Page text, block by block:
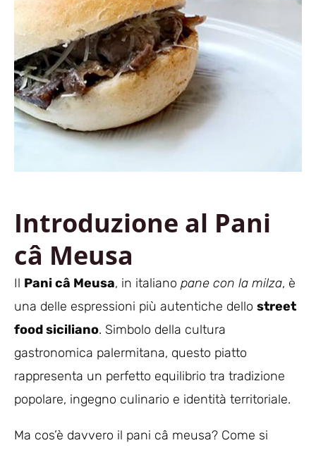
Introduzione al Pani
câ Meusa
Il Pani câ Meusa, in italiano pane con la milza, è
una delle espressioni più autentiche dello street
food siciliano. Simbolo della cultura
gastronomica palermitana, questo piatto
rappresenta un perfetto equilibrio tra tradizione
popolare, ingegno culinario e identità territoriale.
Ma cos’è davvero il pani câ meusa? Come si